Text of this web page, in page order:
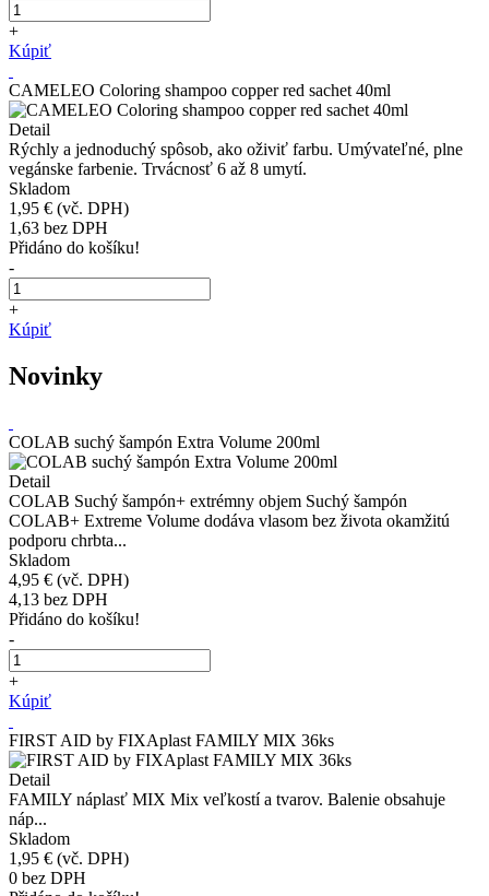
+
Kúpiť
CAMELEO Coloring shampoo copper red sachet 40ml
Detail
Rýchly a jednoduchý spôsob, ako oživiť farbu. Umývateľné, plne
vegánske farbenie. Trvácnosť 6 až 8 umytí.
Skladom
1,95 € (vč. DPH)
1,63 bez DPH
Přidáno do košíku!
-
+
Kúpiť
Novinky
COLAB suchý šampón Extra Volume 200ml
Detail
COLAB Suchý šampón+ extrémny objem Suchý šampón
COLAB+ Extreme Volume dodáva vlasom bez života okamžitú
podporu chrbta...
Skladom
4,95 € (vč. DPH)
4,13 bez DPH
Přidáno do košíku!
-
+
Kúpiť
FIRST AID by FIXAplast FAMILY MIX 36ks
Detail
FAMILY náplasť MIX Mix veľkostí a tvarov. Balenie obsahuje
náp...
Skladom
1,95 € (vč. DPH)
0 bez DPH